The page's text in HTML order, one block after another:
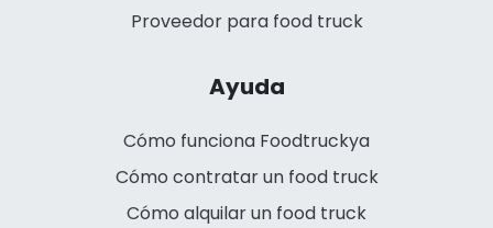
Proveedor para food truck
Ayuda
Cómo funciona Foodtruckya
Cómo contratar un food truck
Cómo alquilar un food truck